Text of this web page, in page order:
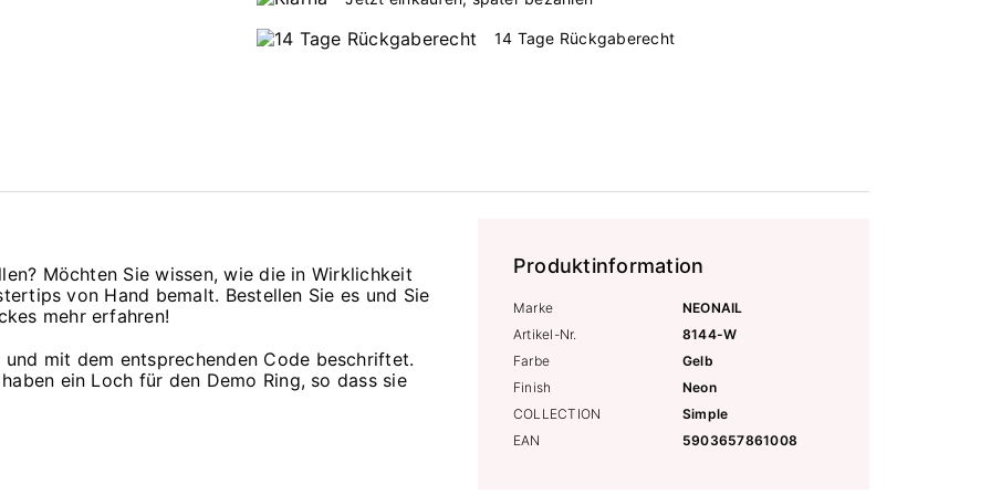
14 Tage Rückgaberecht
Produktinformation
Marke
NEONAIL
Artikel-Nr.
8144-W
Farbe
Gelb
Finish
Neon
COLLECTION
Simple
EAN
5903657861008
Möchten Sie wissen, wie die in Wirklichkeit
von Hand bemalt. Bestellen Sie es und Sie
mehr erfahren!
mit dem entsprechenden Code beschriftet.
ein Loch für den Demo Ring, so dass sie